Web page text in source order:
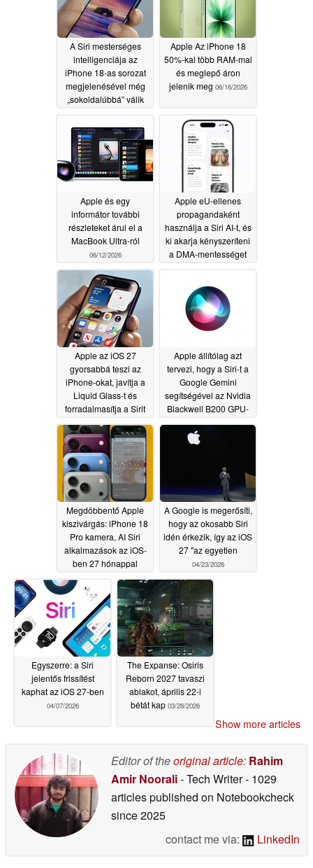
A Siri mesterséges
intelligenciája az
iPhone 18-as sorozat
megjelenésével még
„sokoldalúbbá” válik
Apple Az iPhone 18
50%-kal több RAM-mal
és meglepő áron
jelenik meg 06/16/2026
Apple és egy
informátor további
részleteket árul el a
MacBook Ultra-ról
06/12/2026
Apple eU-ellenes
propagandaként
használja a Siri AI-t, és
ki akarja kényszeríteni
a DMA-mentességet
Apple az iOS 27
gyorsabbá teszi az
iPhone-okat, javítja a
Liquid Glass-t és
forradalmasítja a Sirit
06/09/2026
Apple állítólag azt
tervezi, hogy a Siri-t a
Google Gemini
segítségével az Nvidia
Blackwell B200 GPU-
06/04/2026
Megdöbbentő Apple
kiszivárgás: iPhone 18
Pro kamera, AI Siri
alkalmazások az iOS-
ben 27 hónappal
05/28/2026
A Google is megerősíti,
hogy az okosabb Siri
idén érkezik, így az iOS
27 "az egyetlen
04/23/2026
Egyszerre: a Siri
jelentős frissítést
kaphat az iOS 27-ben
04/07/2026
The Expanse: Osiris
Reborn 2027 tavaszi
ablakot, április 22-i
bétát kap 03/28/2026
Show more articles
Editor of theoriginal article: Rahim
Amir Noorali- Tech Writer- 1029
articles published on Notebookcheck
since 2025
contact me via:
LinkedIn